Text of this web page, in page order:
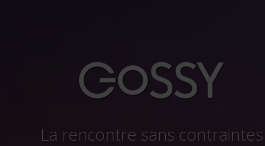
La rencontre sans contraintes